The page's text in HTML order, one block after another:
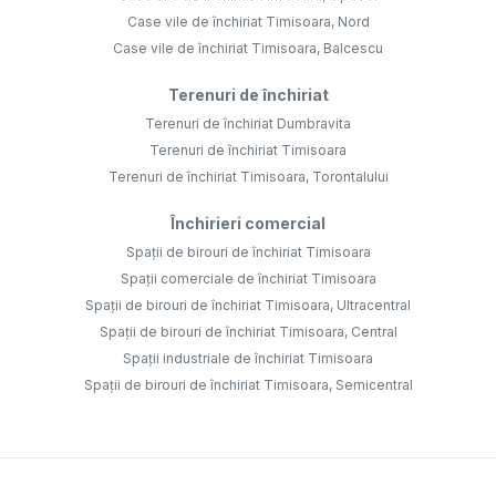
Case vile de închiriat Timisoara, Nord
Case vile de închiriat Timisoara, Balcescu
Terenuri de închiriat
Terenuri de închiriat Dumbravita
Terenuri de închiriat Timisoara
Terenuri de închiriat Timisoara, Torontalului
Închirieri comercial
Spații de birouri de închiriat Timisoara
Spații comerciale de închiriat Timisoara
Spații de birouri de închiriat Timisoara, Ultracentral
Spații de birouri de închiriat Timisoara, Central
Spații industriale de închiriat Timisoara
Spații de birouri de închiriat Timisoara, Semicentral